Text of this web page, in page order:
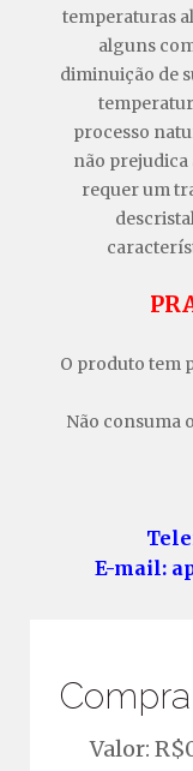
temperaturas
alguns
diminuição de
processo
não prejudica
requer um
O produto tem
Não consuma
E-mail:
Valor: R$